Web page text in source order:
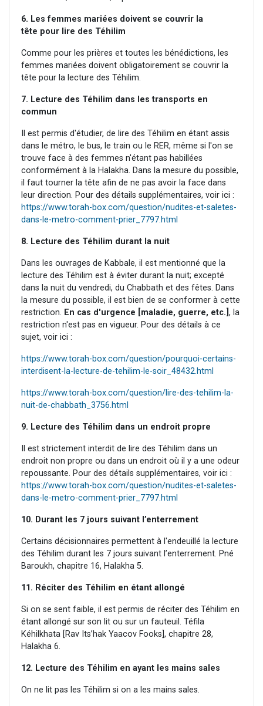
6. Les femmes mariées doivent se couvrir la
tête pour lire des Téhilim
Comme pour les prières et toutes les bénédictions, les
femmes mariées doivent obligatoirement se couvrir la
tête pour la lecture des Téhilim.
7. Lecture des Téhilim dans les transports en
commun
Il est permis d'étudier, de lire des Téhilim en étant assis
dans le métro, le bus, le train ou le RER, même si l'on se
trouve face à des femmes n'étant pas habillées
conformément à la Halakha. Dans la mesure du possible,
il faut tourner la tête afin de ne pas avoir la face dans
leur direction. Pour des détails supplémentaires, voir ici :
https://www.torah-box.com/question/nudites-et-saletes-
dans-le-metro-comment-prier_7797.html
8. Lecture des Téhilim durant la nuit
Dans les ouvrages de Kabbale, il est mentionné que la
lecture des Téhilim est à éviter durant la nuit; excepté
dans la nuit du vendredi, du Chabbath et des fêtes. Dans
la mesure du possible, il est bien de se conformer à cette
restriction. En cas d'urgence [maladie, guerre, etc.], la
restriction n'est pas en vigueur. Pour des détails à ce
sujet, voir ici :
https://www.torah-box.com/question/pourquoi-certains-
interdisent-la-lecture-de-tehilim-le-soir_48432.html
https://www.torah-box.com/question/lire-des-tehilim-la-
nuit-de-chabbath_3756.html
9. Lecture des Téhilim dans un endroit propre
Il est strictement interdit de lire des Téhilim dans un
endroit non propre ou dans un endroit où il y a une odeur
repoussante. Pour des détails supplémentaires, voir ici :
https://www.torah-box.com/question/nudites-et-saletes-
dans-le-metro-comment-prier_7797.html
10. Durant les 7 jours suivant l’enterrement
Certains décisionnaires permettent à l'endeuillé la lecture
des Téhilim durant les 7 jours suivant l’enterrement. Pné
Baroukh, chapitre 16, Halakha 5.
11. Réciter des Téhilim en étant allongé
Si on se sent faible, il est permis de réciter des Téhilim en
étant allongé sur son lit ou sur un fauteuil. Téfila
Kéhilkhata [Rav Its’hak Yaacov Fooks], chapitre 28,
Halakha 6.
12. Lecture des Téhilim en ayant les mains sales
On ne lit pas les Téhilim si on a les mains sales.